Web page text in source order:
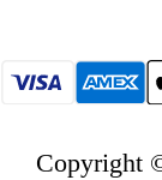
Copyright